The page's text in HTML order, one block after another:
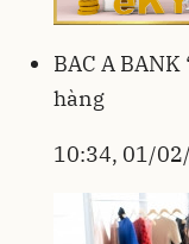
BAC A
hàng
10:34, 01/